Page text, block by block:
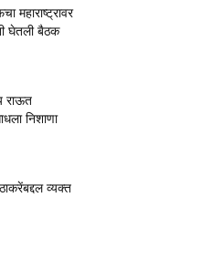
महाराष्ट्रावर
घेतली बैठक
राऊत
निशाणा
व्यक्त